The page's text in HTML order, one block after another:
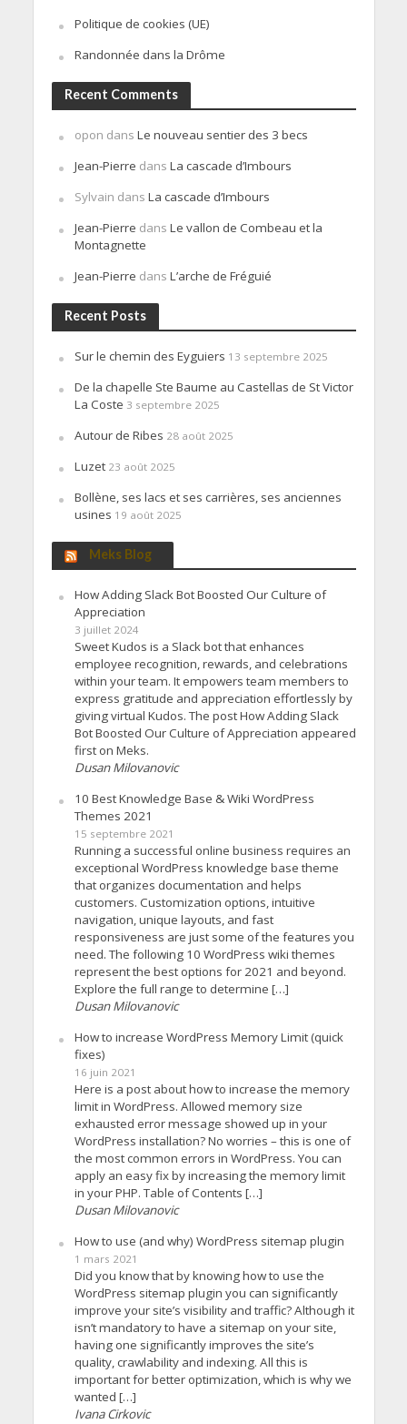
Politique de cookies (UE)
Randonnée dans la Drôme
Recent Comments
opon dans Le nouveau sentier des 3 becs
Jean-Pierre dans La cascade d’Imbours
Sylvain dans La cascade d’Imbours
Jean-Pierre dans Le vallon de Combeau et la
Montagnette
Jean-Pierre dans L’arche de Fréguié
Recent Posts
Sur le chemin des Eyguiers 13 septembre 2025
De la chapelle Ste Baume au Castellas de St Victor
La Coste 3 septembre 2025
Autour de Ribes 28 août 2025
Luzet 23 août 2025
Bollène, ses lacs et ses carrières, ses anciennes
usines 19 août 2025
Meks Blog
How Adding Slack Bot Boosted Our Culture of
Appreciation
3 juillet 2024
Sweet Kudos is a Slack bot that enhances
employee recognition, rewards, and celebrations
within your team. It empowers team members to
express gratitude and appreciation effortlessly by
giving virtual Kudos. The post How Adding Slack
Bot Boosted Our Culture of Appreciation appeared
first on Meks.
Dusan Milovanovic
10 Best Knowledge Base & Wiki WordPress
Themes 2021
15 septembre 2021
Running a successful online business requires an
exceptional WordPress knowledge base theme
that organizes documentation and helps
customers. Customization options, intuitive
navigation, unique layouts, and fast
responsiveness are just some of the features you
need. The following 10 WordPress wiki themes
represent the best options for 2021 and beyond.
Explore the full range to determine […]
Dusan Milovanovic
How to increase WordPress Memory Limit (quick
fixes)
16 juin 2021
Here is a post about how to increase the memory
limit in WordPress. Allowed memory size
exhausted error message showed up in your
WordPress installation? No worries – this is one of
the most common errors in WordPress. You can
apply an easy fix by increasing the memory limit
in your PHP. Table of Contents […]
Dusan Milovanovic
How to use (and why) WordPress sitemap plugin
1 mars 2021
Did you know that by knowing how to use the
WordPress sitemap plugin you can significantly
improve your site’s visibility and traffic? Although it
isn’t mandatory to have a sitemap on your site,
having one significantly improves the site’s
quality, crawlability and indexing. All this is
important for better optimization, which is why we
wanted […]
Ivana Cirkovic